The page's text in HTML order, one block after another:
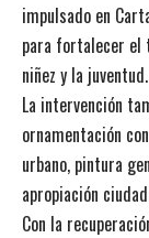
impulsado en
para fortalecer el
niñez y la juventud.
La intervención
ornamentación
urbano, pintura
apropiación
Con la